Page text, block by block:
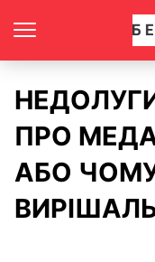
ПРО
АБО